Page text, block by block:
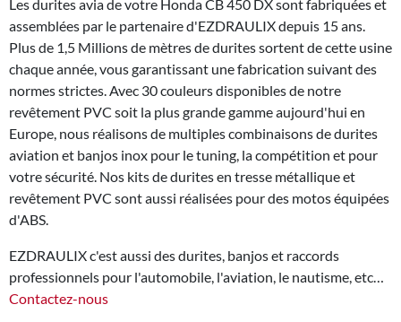
Les durites avia de votre Honda CB 450 DX sont fabriquées et
assemblées par le partenaire d'EZDRAULIX depuis 15 ans.
Plus de 1,5 Millions de mètres de durites sortent de cette usine
chaque année, vous garantissant une fabrication suivant des
normes strictes. Avec 30 couleurs disponibles de notre
revêtement PVC soit la plus grande gamme aujourd'hui en
Europe, nous réalisons de multiples combinaisons de durites
aviation et banjos inox pour le tuning, la compétition et pour
votre sécurité. Nos kits de durites en tresse métallique et
revêtement PVC sont aussi réalisées pour des motos équipées
d'ABS.
EZDRAULIX c'est aussi des durites, banjos et raccords
professionnels pour l'automobile, l'aviation, le nautisme, etc…
Contactez-nous